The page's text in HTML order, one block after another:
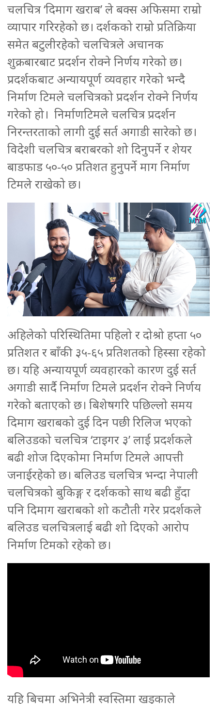
चलचित्र ‘दिमाग खराब’ ले बक्स अफिसमा राम्रो
व्यापार गरिरहेको छ। दर्शकको राम्रो प्रतिक्रिया
समेत बटुलीरहेको चलचित्रले अचानक
शुक्रबारबाट प्रदर्शन रोक्ने निर्णय गरेको छ।
प्रदर्शकबाट अन्यायपूर्ण व्यवहार गरेको भन्दै
निर्माण टिमले चलचित्रको प्रदर्शन रोक्ने निर्णय
गरेको हो। निर्माणटिमले चलचित्र प्रदर्शन
निरन्तरताको लागी दुई सर्त अगाडी सारेको छ।
विदेशी चलचित्र बराबरको शो दिनुपर्ने र शेयर
बाडफाड ५०-५० प्रतिशत हुनुपर्ने माग निर्माण
टिमले राखेको छ।
अहिलेको परिस्थितिमा पहिलो र दोश्रो हप्ता ५०
प्रतिशत र बाँकी ३५-६५ प्रतिशतको हिस्सा रहेको
छ। यहि अन्यायपूर्ण व्यवहारको कारण दुई सर्त
अगाडी सार्दै निर्माण टिमले प्रदर्शन रोक्ने निर्णय
गरेको बताएको छ। बिशेषगरि पछिल्लो समय
दिमाग खराबको दुई दिन पछी रिलिज भएको
बलिउडको चलचित्र ‘टाइगर ३’ लाई प्रदर्शकले
बढी शोज दिएकोमा निर्माण टिमले आपत्ती
जनाईरहेको छ। बलिउड चलचित्र भन्दा नेपाली
चलचित्रको बुकिङ्ग र दर्शकको साथ बढी हुँदा
पनि दिमाग खराबको शो कटौती गरेर प्रदर्शकले
बलिउड चलचित्रलाई बढी शो दिएको आरोप
निर्माण टिमको रहेको छ।
यहि बिचमा अभिनेत्री स्वस्तिमा खड्काले